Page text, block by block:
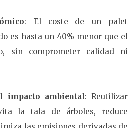
: El coste de un palet
es hasta un 40% menor que el
sin comprometer calidad ni
impacto ambiental: Reutilizar
la tala de árboles, reduce